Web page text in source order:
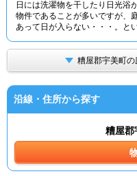
日には洗濯物を干したり日光浴
物件であることが多いですが、
あって日が入らない・・・。と
糟屋郡宇美町
沿線・住所から探す
糟屋郡